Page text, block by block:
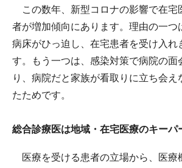
この数年、新型コロナの影響で在宅
者が増加傾向にあります。理由の一つ
病床がひっ迫し、在宅患者を受け入れ
す。もう一つは、感染対策で病院の面
り、病院だと家族が看取りに立ち会え
たためです。
総合診療医は地域・在宅医療のキーパ
医療を受ける患者の立場から、医療